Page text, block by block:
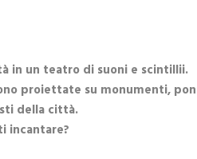
in un teatro di suoni e scintillii.
proiettate su monumenti,
della città.
incantare?